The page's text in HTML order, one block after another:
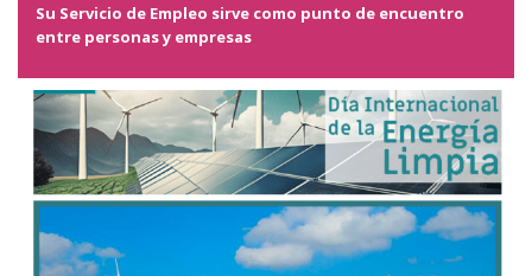
Su Servicio de Empleo sirve como punto de encuentro
entre personas y empresas